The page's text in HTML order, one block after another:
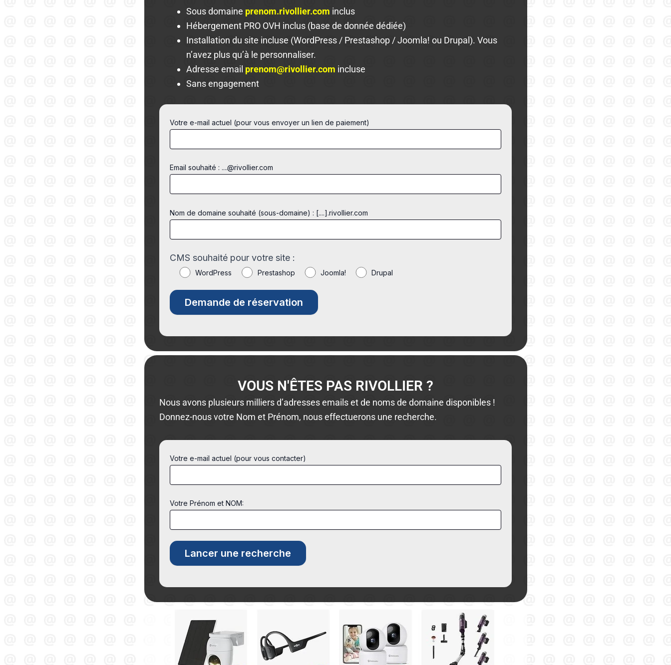
Sous domaine prenom.rivollier.com inclus
Hébergement PRO OVH inclus (base de donnée dédiée)
Installation du site incluse (WordPress / Prestashop / Joomla! ou Drupal). Vous
n’avez plus qu’à le personnaliser.
Adresse email prenom@rivollier.com incluse
Sans engagement
Votre e-mail actuel (pour vous envoyer un lien de paiement)
Email souhaité : ....@rivollier.com
Nom de domaine souhaité (sous-domaine) : [....].rivollier.com
CMS souhaité pour votre site :
WordPress Prestashop Joomla! Drupal
VOUS N'ÊTES PAS RIVOLLIER ?
Nous avons plusieurs milliers d’adresses emails et de noms de domaine disponibles !
Donnez-nous votre Nom et Prénom, nous effectuerons une recherche.
Votre e-mail actuel (pour vous contacter)
Votre Prénom et NOM: